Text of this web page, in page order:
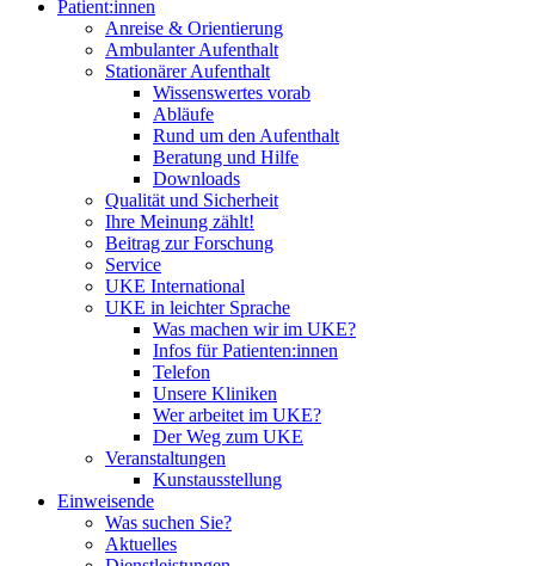
Patient:innen
Anreise & Orientierung
Ambulanter Aufenthalt
Stationärer Aufenthalt
Wissenswertes vorab
Abläufe
Rund um den Aufenthalt
Beratung und Hilfe
Downloads
Qualität und Sicherheit
Ihre Meinung zählt!
Beitrag zur Forschung
Service
UKE International
UKE in leichter Sprache
Was machen wir im UKE?
Infos für Patienten:innen
Telefon
Unsere Kliniken
Wer arbeitet im UKE?
Der Weg zum UKE
Veranstaltungen
Kunstausstellung
Einweisende
Was suchen Sie?
Aktuelles